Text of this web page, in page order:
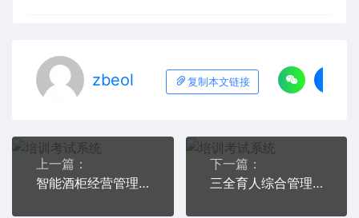
zbeol 复制本文链接
上一篇：
智能酒柜经营管理系统
下一篇：
三全育人综合管理平台